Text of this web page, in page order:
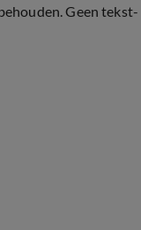
Geen tekst-